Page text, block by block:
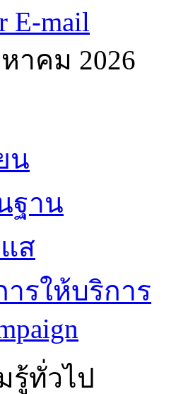
E-mail
าคม 2026
น
ฐาน
ส
รให้บริการ
รู้ทั่วไป